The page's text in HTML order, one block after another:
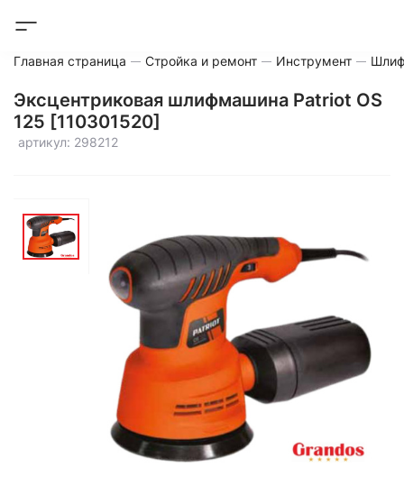
Главная страница Стройка и ремонт Инструмент
Эксцентриковая шлифмашина Patriot OS
125 [110301520]
артикул: 298212